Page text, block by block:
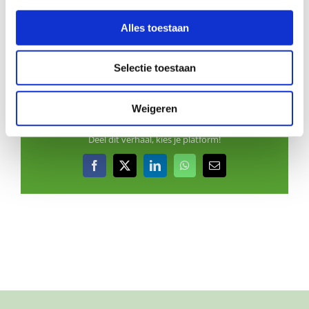
Alles toestaan
Selectie toestaan
Weigeren
Bekijk andere zoekprofielen
Deel dit verhaal, kies je platform!
Facebook
X LinkedInWhatsApp
E-